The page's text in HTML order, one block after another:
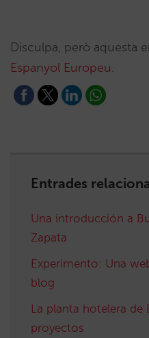
Disculpa, però aquesta
Espanyol Europeu.
Entrades
Una introducción a
Zapata
Experimento: Una
blog
La planta hotelera de
proyectos